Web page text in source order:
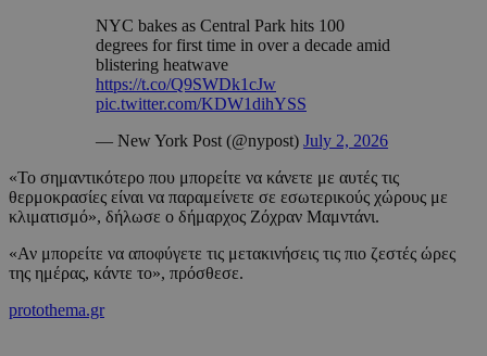
NYC bakes as Central Park hits 100
degrees for first time in over a decade amid
blistering heatwave
https://t.co/Q9SWDk1cJw
pic.twitter.com/KDW1dihYSS
— New York Post (@nypost) July 2, 2026
«Το σημαντικότερο που μπορείτε να κάνετε με αυτές τις
θερμοκρασίες είναι να παραμείνετε σε εσωτερικούς χώρους με
κλιματισμό», δήλωσε ο δήμαρχος Ζόχραν Μαμντάνι.
«Αν μπορείτε να αποφύγετε τις μετακινήσεις τις πιο ζεστές ώρες
της ημέρας, κάντε το», πρόσθεσε.
protothema.gr